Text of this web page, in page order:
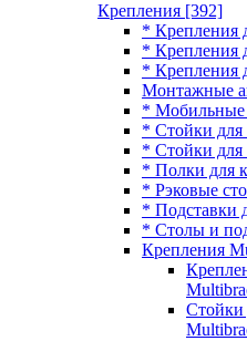
Крепления [392]
* Крепления
* Крепления
* Крепления
Монтажные
* Мобильные
* Стойки для
* Стойки
* Полки для
* Рэковые
* Подставки
* Столы и
Крепления
Стойки